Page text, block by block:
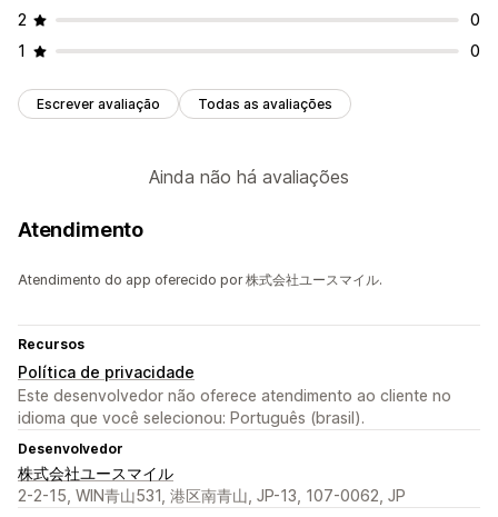
2
0
1
0
Escrever avaliação Todas as avaliações
Ainda não há avaliações
Atendimento
Atendimento do app oferecido por 株式会社ユースマイル.
Recursos
Política de privacidade
Este desenvolvedor não oferece atendimento ao cliente no
idioma que você selecionou: Português (brasil).
Desenvolvedor
株式会社ユースマイル
2-2-15, WIN青山531, 港区南青山, JP-13, 107-0062, JP